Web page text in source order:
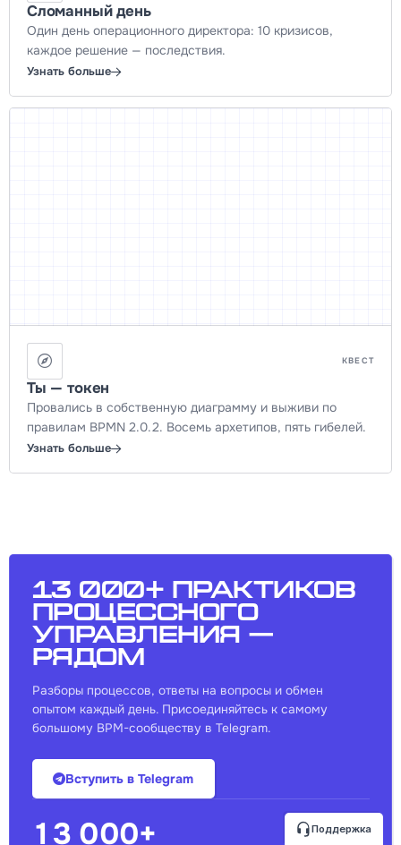
Сломанный день
Один день операционного директора: 10 кризисов,
каждое решение — последствия.
Узнать больше
КВЕСТ
Ты — токен
Провались в собственную диаграмму и выживи по
правилам BPMN 2.0.2. Восемь архетипов, пять гибелей.
Узнать больше
13 000+ практиков
процессного
управления —
рядом
Разборы процессов, ответы на вопросы и обмен
опытом каждый день. Присоединяйтесь к самому
большому BPM-сообществу в Telegram.
Вступить в Telegram
13 000+ Поддержка